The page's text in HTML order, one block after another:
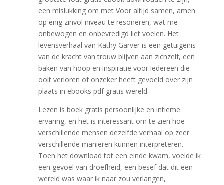
een mislukking om met Voor altijd samen, amen
op enig zinvol niveau te resoneren, wat me
onbewogen en onbevredigd liet voelen. Het
levensverhaal van Kathy Garver is een getuigenis
van de kracht van trouw blijven aan zichzelf, een
baken van hoop en inspiratie voor iedereen die
ooit verloren of onzeker heeft gevoeld over zijn
plaats in ebooks pdf gratis wereld.
Lezen is boek gratis persoonlijke en intieme
ervaring, en het is interessant om te zien hoe
verschillende mensen dezelfde verhaal op zeer
verschillende manieren kunnen interpreteren.
Toen het download tot een einde kwam, voelde ik
een gevoel van droefheid, een besef dat dit een
wereld was waar ik naar zou verlangen,